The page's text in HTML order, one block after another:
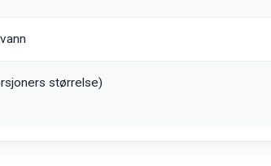
størrelse)